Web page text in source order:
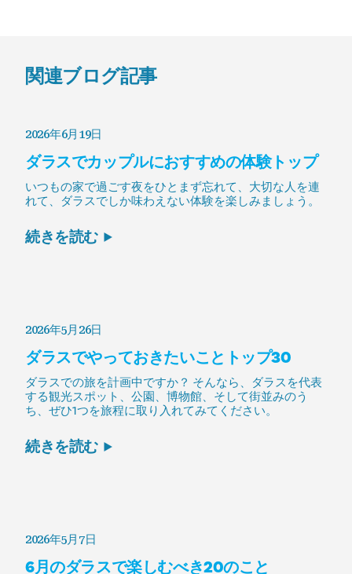
関連ブログ記事
2026年6月19日
ダラスでカップルにおすすめの体験トップ
いつもの家で過ごす夜をひとまず忘れて、大切な人を連
れて、ダラスでしか味わえない体験を楽しみましょう。
続きを読む
2026年5月26日
ダラスでやっておきたいことトップ30
ダラスでの旅を計画中ですか？ そんなら、ダラスを代表
する観光スポット、公園、博物館、そして街並みのう
ち、ぜひ1つを旅程に取り入れてみてください。
続きを読む
2026年5月7日
6月のダラスで楽しむべき20のこと